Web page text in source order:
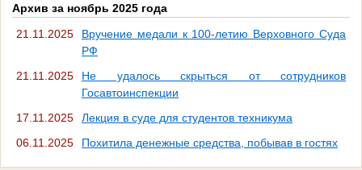
Архив за ноябрь 2025 года
21.11.2025
Вручение медали к 100-летию Верховного Суда
РФ
21.11.2025
Не удалось скрыться от сотрудников
Госавтоинспекции
17.11.2025
Лекция в суде для студентов техникума
06.11.2025
Похитила денежные средства, побывав в гостях